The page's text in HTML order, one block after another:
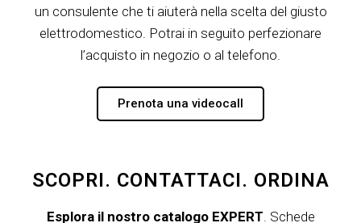
un consulente che ti aiuterà nella scelta del giusto
elettrodomestico. Potrai in seguito perfezionare
l’acquisto in negozio o al telefono.
Prenota una videocall
SCOPRI. CONTATTACI. ORDINA
Esplora il nostro catalogo EXPERT. Schede